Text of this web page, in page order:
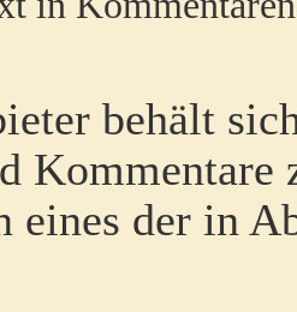
behält
Kommentare
eines der in